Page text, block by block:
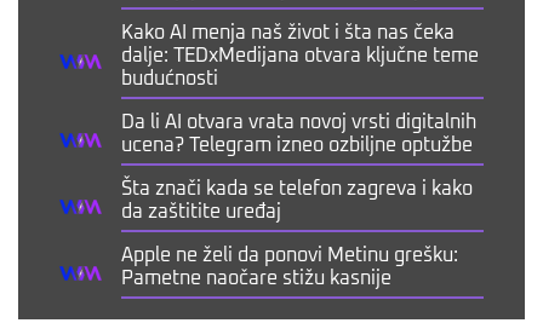
Kako AI menja naš život i šta nas čeka
dalje: TEDxMedijana otvara ključne teme
budućnosti
Da li AI otvara vrata novoj vrsti digitalnih
ucena? Telegram izneo ozbiljne optužbe
Šta znači kada se telefon zagreva i kako
da zaštitite uređaj
Apple ne želi da ponovi Metinu grešku:
Pametne naočare stižu kasnije